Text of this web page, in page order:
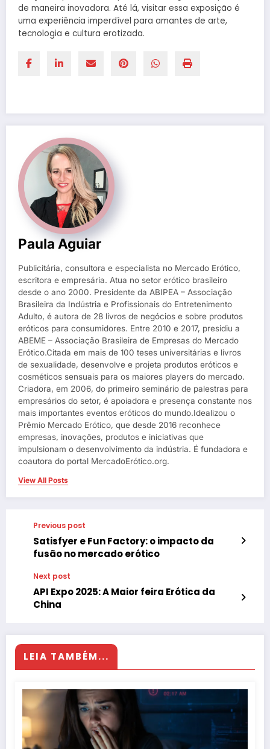
de maneira inovadora. Até lá, visitar essa exposição é
uma experiência imperdível para amantes de arte,
tecnologia e cultura erotizada.
Paula Aguiar
Publicitária, consultora e especialista no Mercado Erótico,
escritora e empresária. Atua no setor erótico brasileiro
desde o ano 2000. Presidente da ABIPEA – Associação
Brasileira da Indústria e Profissionais do Entretenimento
Adulto, é autora de 28 livros de negócios e sobre produtos
eróticos para consumidores. Entre 2010 e 2017, presidiu a
ABEME – Associação Brasileira de Empresas do Mercado
Erótico.Citada em mais de 100 teses universitárias e livros
de sexualidade, desenvolve e projeta produtos eróticos e
cosméticos sensuais para os maiores players do mercado.
Criadora, em 2006, do primeiro seminário de palestras para
empresários do setor, é apoiadora e presença constante nos
mais importantes eventos eróticos do mundo.Idealizou o
Prêmio Mercado Erótico, que desde 2016 reconhece
empresas, inovações, produtos e iniciativas que
impulsionam o desenvolvimento da indústria. É fundadora e
coautora do portal MercadoErótico.org.
View All Posts
Previous post
Satisfyer e Fun Factory: o impacto da
fusão no mercado erótico
Next post
API Expo 2025: A Maior feira Erótica da
China
LEIA TAMBÉM...